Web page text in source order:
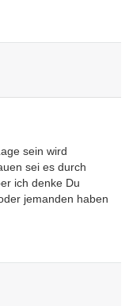
sein wird
sei es durch
ich denke Du
jemanden haben